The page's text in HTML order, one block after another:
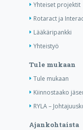
Yhteiset projektit
Rotaract ja
Lääkäripankki
Yhteistyö
Tule mukaan
Tule mukaan
Kiinnostaako
RYLA –
Ajankohtaista